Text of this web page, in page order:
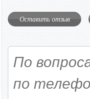
Оставить отзыв
По
по